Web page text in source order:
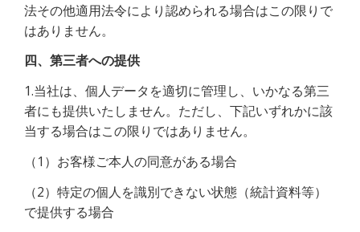
法その他適用法令により認められる場合はこの限りで
はありません。
四、第三者への提供
1.当社は、個人データを適切に管理し、いかなる第三
者にも提供いたしません。ただし、下記いずれかに該
当する場合はこの限りではありません。
（1）お客様ご本人の同意がある場合
（2）特定の個人を識別できない状態（統計資料等）
で提供する場合